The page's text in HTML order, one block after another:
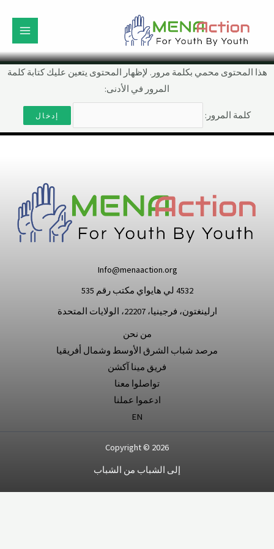
المحتوى
هذا المحتوى محمي بكلمة مرور. لإظهار المحتوى يتعين عليك كتابة كلمة
المرور في الأدنى:
كلمة المرور:
Info@menaaction.org
4532 لي هايواي مكتب رقم 535
ارلينغتون، فرجينيا، 22207، الولايات المتحدة
من نحن
مرصد شباب الشرق الأوسط وشمال أفريقيا
فريق مينا آكشن
تواصلوا معنا
ادعموا عملنا
EN
Copyright © 2026
إلى الشباب من الشباب